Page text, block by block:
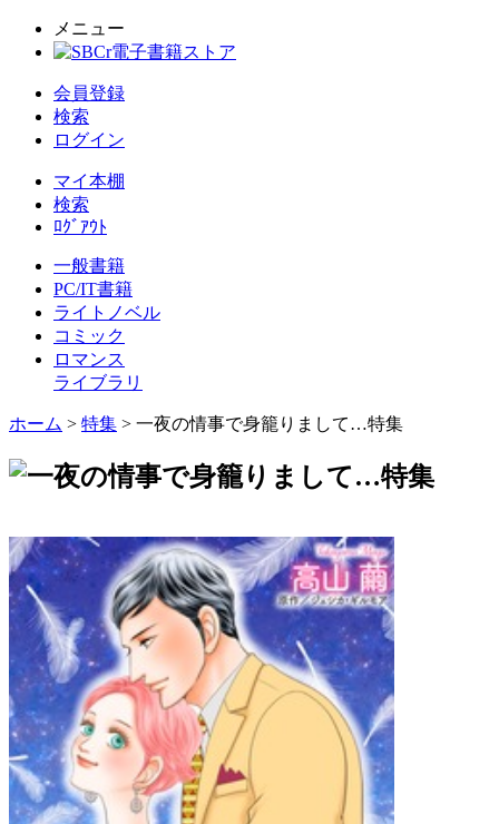
メニュー
会員登録
検索
ログイン
マイ本棚
検索
ﾛｸﾞｱｳﾄ
一般書籍
PC/IT書籍
ライトノベル
コミック
ロマンス
ライブラリ
ホーム > 特集 > 一夜の情事で身籠りまして…特集